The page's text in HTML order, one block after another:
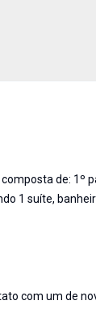
de:
1 suíte,
com um de